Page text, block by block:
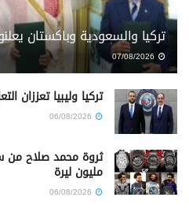
تركيا والسعودية وباكستان
تركيا وليبيا تعززان
مليون ليرة